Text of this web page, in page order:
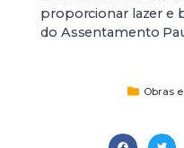
proporcionar lazer e
do Assentamento
Obras